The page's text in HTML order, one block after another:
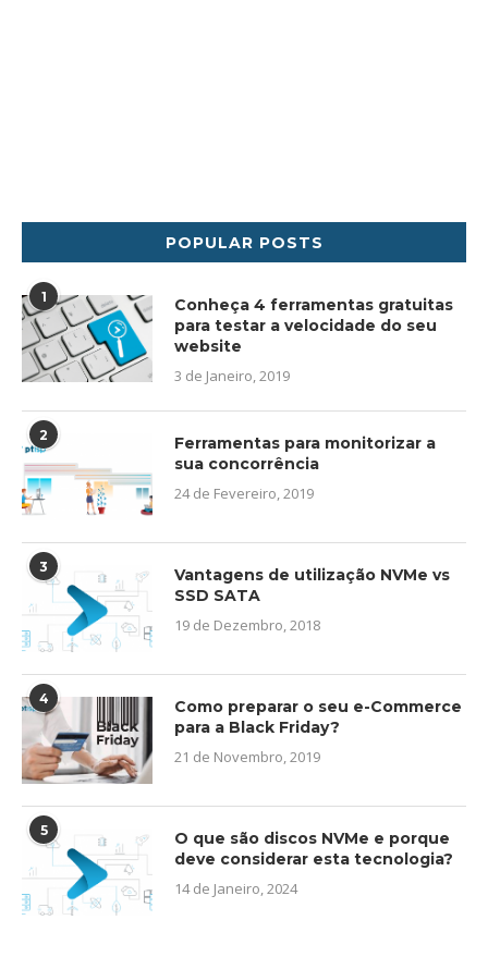
POPULAR POSTS
1
Conheça 4 ferramentas gratuitas
para testar a velocidade do seu
website
3 de Janeiro, 2019
2
Ferramentas para monitorizar a
sua concorrência
24 de Fevereiro, 2019
3
Vantagens de utilização NVMe vs
SSD SATA
19 de Dezembro, 2018
4
Como preparar o seu e-Commerce
para a Black Friday?
21 de Novembro, 2019
5
O que são discos NVMe e porque
deve considerar esta tecnologia?
14 de Janeiro, 2024